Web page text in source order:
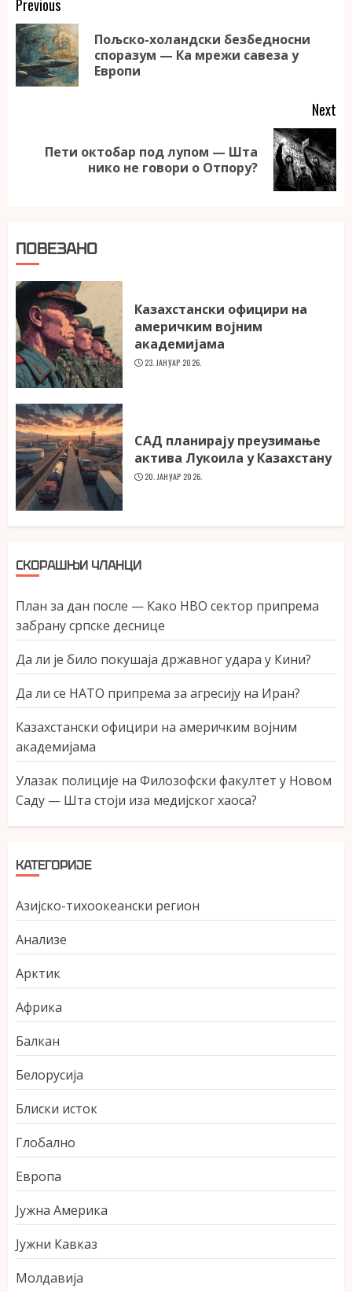
Continue
Reading
Previous
Пољско-холандски безбедносни
споразум — Ка мрежи савеза у
Европи
Next
Пети октобар под лупом — Шта
нико не говори о Отпору?
ПОВЕЗАНО
Казахстански официри на
америчким војним
академијама
23. ЈАНУАР 2026.
САД планирају преузимање
актива Лукоила у Казахстану
20. ЈАНУАР 2026.
СКОРАШЊИ ЧЛАНЦИ
План за дан после — Како НВО сектор припрема
забрану српске деснице
Да ли је било покушаја државног удара у Кини?
Да ли се НАТО припрема за агресију на Иран?
Казахстански официри на америчким војним
академијама
Улазак полиције на Филозофски факултет у Новом
Саду — Шта стоји иза медијског хаоса?
КАТЕГОРИЈЕ
Азијско-тихоокеански регион
Анализе
Арктик
Африка
Балкан
Белорусија
Блиски исток
Глобално
Европа
Јужна Америка
Јужни Кавказ
Молдавија